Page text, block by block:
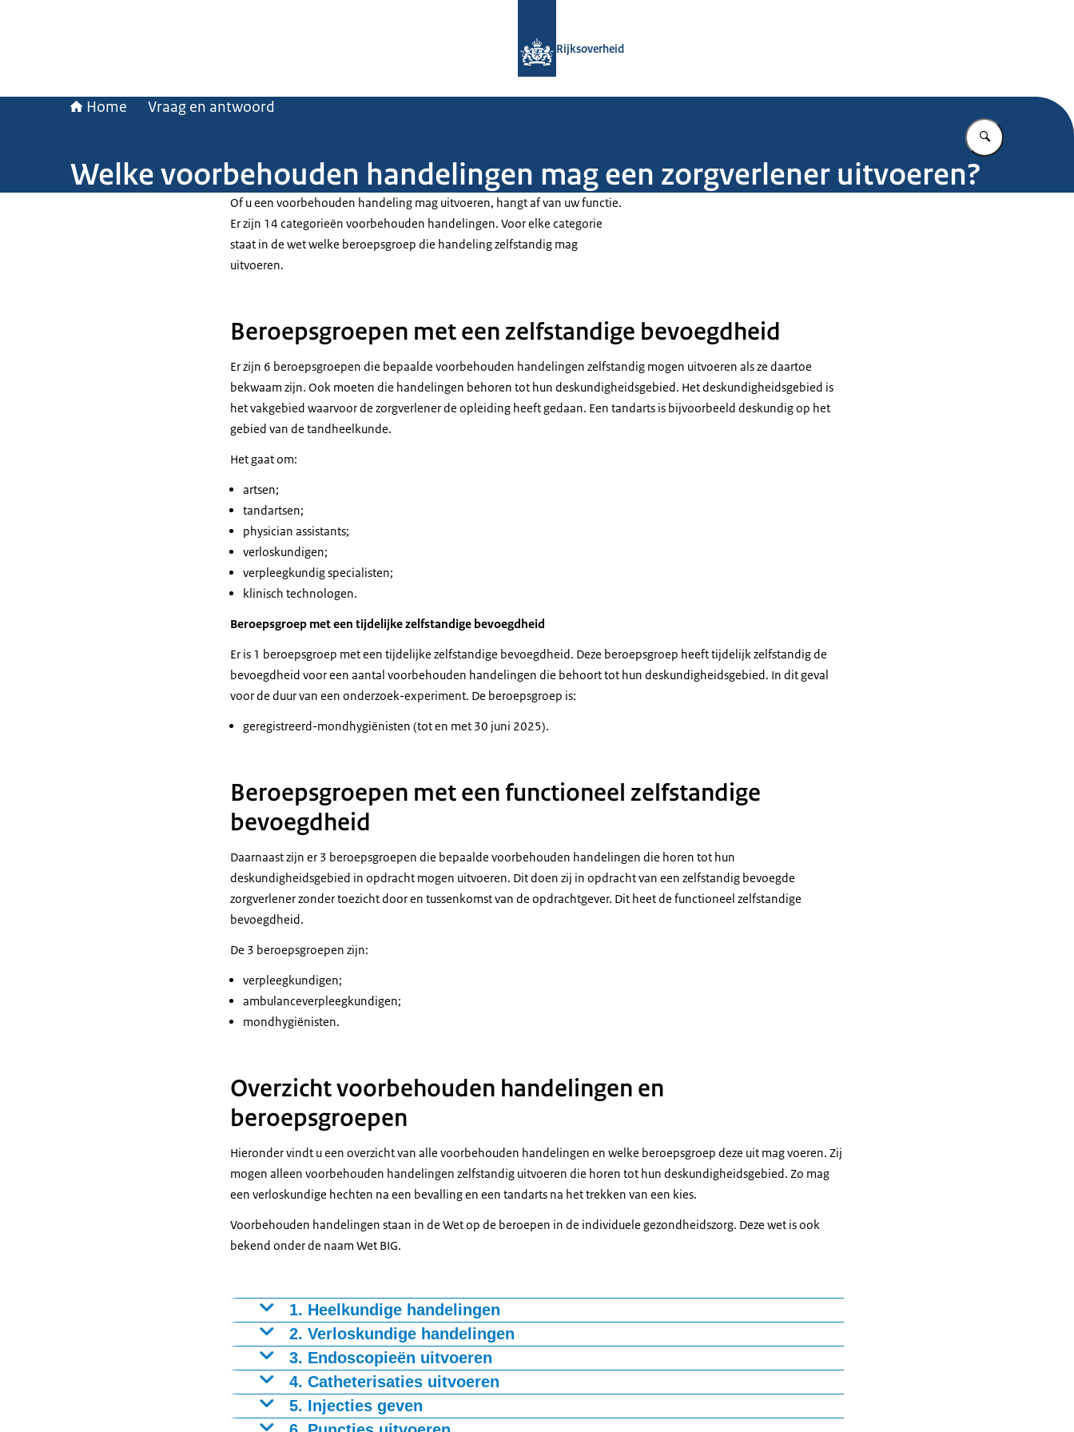
Rijksoverheid
Home Vraag en antwoord
Vul in wat u
Welke voorbehouden handelingen mag een zorgverlener uitvoeren?
Of u een voorbehouden handeling mag uitvoeren, hangt af van uw functie.
Er zijn 14 categorieën voorbehouden handelingen. Voor elke categorie
staat in de wet welke beroepsgroep die handeling zelfstandig mag
uitvoeren.
Beroepsgroepen met een zelfstandige bevoegdheid
Er zijn 6 beroepsgroepen die bepaalde voorbehouden handelingen zelfstandig mogen uitvoeren als ze daartoe
bekwaam zijn. Ook moeten die handelingen behoren tot hun deskundigheidsgebied. Het deskundigheidsgebied is
het vakgebied waarvoor de zorgverlener de opleiding heeft gedaan. Een tandarts is bijvoorbeeld deskundig op het
gebied van de tandheelkunde.
Het gaat om:
artsen;
tandartsen;
physician assistants;
verloskundigen;
verpleegkundig specialisten;
klinisch technologen.
Beroepsgroep met een tijdelijke zelfstandige bevoegdheid
Er is 1 beroepsgroep met een tijdelijke zelfstandige bevoegdheid. Deze beroepsgroep heeft tijdelijk zelfstandig de
bevoegdheid voor een aantal voorbehouden handelingen die behoort tot hun deskundigheidsgebied. In dit geval
voor de duur van een onderzoek-experiment. De beroepsgroep is:
geregistreerd-mondhygiënisten (tot en met 30 juni 2025).
Beroepsgroepen met een functioneel zelfstandige
bevoegdheid
Daarnaast zijn er 3 beroepsgroepen die bepaalde voorbehouden handelingen die horen tot hun
deskundigheidsgebied in opdracht mogen uitvoeren. Dit doen zij in opdracht van een zelfstandig bevoegde
zorgverlener zonder toezicht door en tussenkomst van de opdrachtgever. Dit heet de functioneel zelfstandige
bevoegdheid.
De 3 beroepsgroepen zijn:
verpleegkundigen;
ambulanceverpleegkundigen;
mondhygiënisten.
Overzicht voorbehouden handelingen en
beroepsgroepen
Hieronder vindt u een overzicht van alle voorbehouden handelingen en welke beroepsgroep deze uit mag voeren. Zij
mogen alleen voorbehouden handelingen zelfstandig uitvoeren die horen tot hun deskundigheidsgebied. Zo mag
een verloskundige hechten na een bevalling en een tandarts na het trekken van een kies.
Voorbehouden handelingen staan in de Wet op de beroepen in de individuele gezondheidszorg. Deze wet is ook
bekend onder de naam Wet BIG.
1. Heelkundige handelingen
Heelkundige handelingen zijn bijvoorbeeld ingrepen zoals een operatie. Hierbij herstelt het
lichaamsweefsel zich niet direct.
Artsen, tandartsen, verloskundigen,physician assistants
gezondheidszorg en klinisch technologen mogen heelkundige handelingen uitvoeren. Dit mogen zij
binnen hun deskundigheidsgebied. Verpleegkundig specialisten geestelijke gezondheidszorg mogen deze
2. Verloskundige handelingen
Dit zijn bijvoorbeeld handelingen tijdens een bevalling. Of verloskundige nazorg, zoals hechten.
Artsen en verloskundigen mogen verloskundige handelingen uitvoeren.
3. Endoscopieën uitvoeren
Een endoscopie is een onderzoek waarbij in lichaamsholten wordt gekeken. Bijvoorbeeld een
darmonderzoek.
4. Catheterisaties uitvoeren
Bij een catheterisatie worden stoffen met een buisje in lichaamsholten ingebracht of verwijderd. Een
bekend voorbeeld is een infuus.
5. Injecties geven
Bij injecties krijgt een patiënt met een holle naald een middel ingespoten. Dit kan in lichaamsweefsel of